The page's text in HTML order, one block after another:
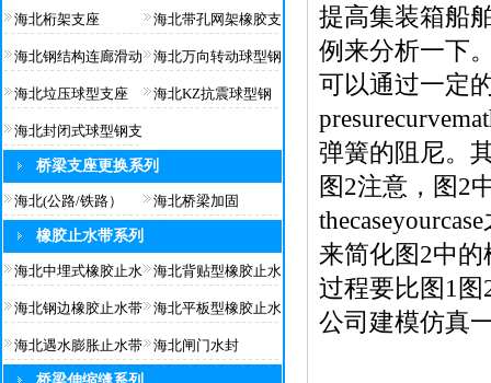
海北桁架支座 海北带孔网架橡胶支
海北钢结构连廊滑动 海北万向转动球型钢
海北垃压球型支座 海北KZ抗震球型钢
海北封闭式球型钢支
桥梁支座更换系列
海北(公路/铁路） 海北桥梁加固
橡胶止水带系列
海北中埋式橡胶止水 海北背贴型橡胶止水
海北钢边橡胶止水带 海北平板型橡胶止水
海北遇水膨胀止水带 海北闸门水封
提高集装箱船
例来分析一下
可以通过一定
弹簧的阻尼。
图2注意，图2
来简化图2中
过程要比图1
公司建模仿真